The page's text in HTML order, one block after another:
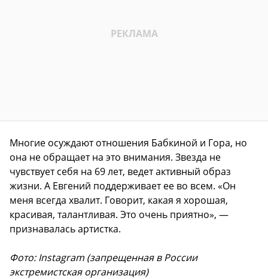
Многие осуждают отношения Бабкиной и Гора, но
она не обращает на это внимания. Звезда не
чувствует себя на 69 лет, ведет активный образ
жизни. А Евгений поддерживает ее во всем. «Он
меня всегда хвалит. Говорит, какая я хорошая,
красивая, талантливая. Это очень приятно», —
признавалась артистка.
Фото: Instagram (запрещенная в России
экстремистская организация)